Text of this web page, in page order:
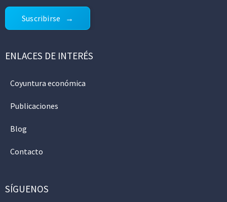
Suscribirse
ENLACES DE INTERÉS
Coyuntura económica
Publicaciones
Blog
Contacto
SÍGUENOS